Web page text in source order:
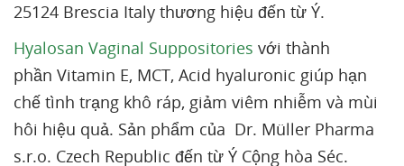
25124 Brescia Italy thương hiệu đến từ Ý.
Hyalosan Vaginal Suppositories với thành
phần Vitamin E, MCT, Acid hyaluronic giúp hạn
chế tình trạng khô ráp, giảm viêm nhiễm và mùi
hôi hiệu quả. Sản phẩm của Dr. Müller Pharma
s.r.o. Czech Republic đến từ Ý Cộng hòa Séc.